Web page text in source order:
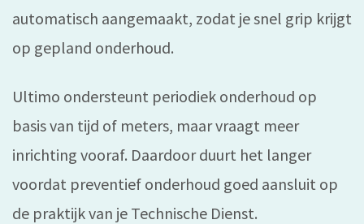
automatisch aangemaakt, zodat je snel grip krijgt
op gepland onderhoud.
Ultimo ondersteunt periodiek onderhoud op
basis van tijd of meters, maar vraagt meer
inrichting vooraf. Daardoor duurt het langer
voordat preventief onderhoud goed aansluit op
de praktijk van je Technische Dienst.